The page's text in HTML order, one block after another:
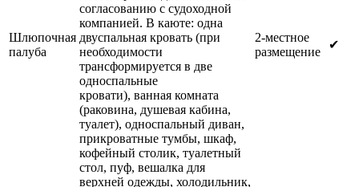
Шлюпочная
палуба
согласованию с судоходной
компанией. В каюте: одна
двуспальная кровать (при
необходимости
трансформируется в две
односпальные
кровати), ванная комната
(раковина, душевая кабина,
туалет), односпальный диван,
прикроватные тумбы, шкаф,
кофейный столик, туалетный
стол, пуф, вешалка для
верхней одежды, холодильник,
2-местное
размещение
✔